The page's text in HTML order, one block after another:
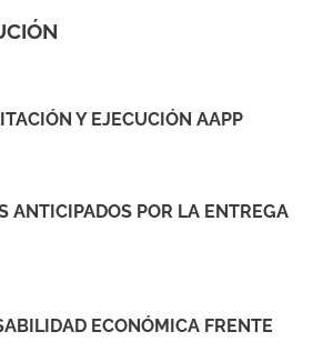
Y EJECUCIÓN AAPP
ANTICIPADOS POR LA ENTREGA
ECONÓMICA FRENTE